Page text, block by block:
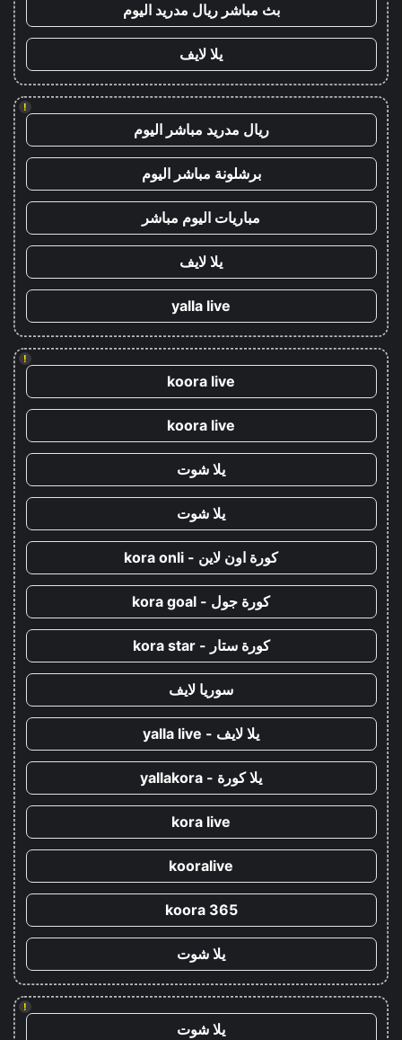
بث مباشر ريال مدريد اليوم
يلا لايف
!
ريال مدريد مباشر اليوم
برشلونة مباشر اليوم
مباريات اليوم مباشر
يلا لايف
yalla live
!
koora live
koora live
يلا شوت
يلا شوت
كورة اون لاين - kora onli
كورة جول - kora goal
كورة ستار - kora star
سوريا لايف
يلا لايف - yalla live
يلا كورة - yallakora
kora live
kooralive
koora 365
يلا شوت
!
يلا شوت